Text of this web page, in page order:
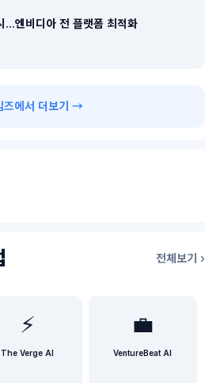
엔비디아 전 플랫폼 최적화
즈에서 더보기 →
전체보기 ›
⚡
The Verge AI
💼
VentureBeat AI